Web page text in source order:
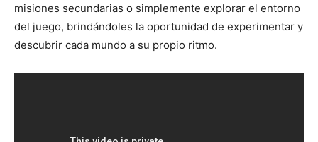
misiones secundarias o simplemente explorar el entorno
del juego, brindándoles la oportunidad de experimentar y
descubrir cada mundo a su propio ritmo.